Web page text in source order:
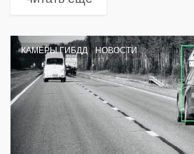
КАМЕРЫ ГИБДД НОВОСТИ